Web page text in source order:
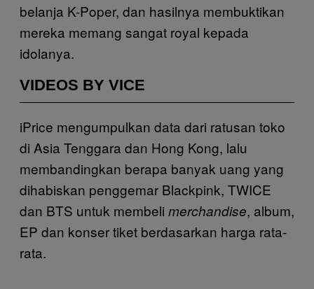
belanja K-Poper, dan hasilnya membuktikan
mereka memang sangat royal kepada
idolanya.
VIDEOS BY VICE
iPrice mengumpulkan data dari ratusan toko
di Asia Tenggara dan Hong Kong, lalu
membandingkan berapa banyak uang yang
dihabiskan penggemar Blackpink, TWICE
dan BTS untuk membeli merchandise, album,
EP dan konser tiket berdasarkan harga rata-
rata.